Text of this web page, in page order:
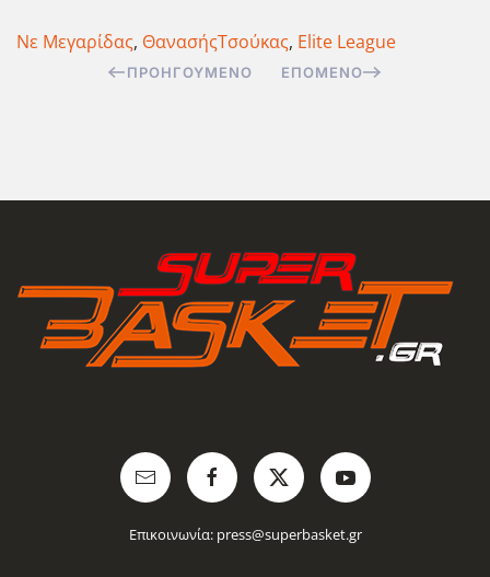
Νε Μεγαρίδας, ΘανασήςΤσούκας, Elite League
ΠΡΟΗΓΟΎΜΕΝΟ ΕΠΌΜΕΝΟ
Επικοινωνία: press@superbasket.gr